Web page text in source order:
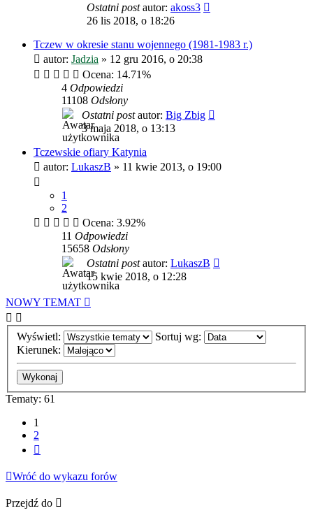
Ostatni postautor: akoss3
26 lis 2018, o 18:26
Tczew w okresie stanu wojennego (1981-1983 r.)
autor: Jadzia » 12 gru 2016, o 20:38
Ocena: 14.71%
4 Odpowiedzi
11108 Odsłony
Ostatni postautor: Big Zbig
3 maja 2018, o 13:13
Tczewskie ofiary Katynia
autor: LukaszB » 11 kwie 2013, o 19:00
1
2
Ocena: 3.92%
11 Odpowiedzi
15658 Odsłony
Ostatni postautor: LukaszB
15 kwie 2018, o 12:28
NOWY TEMAT
Wyświetl:
Sortuj wg:
Kierunek:
Tematy: 61
1
2
Wróć do wykazu forów
Przejdź do